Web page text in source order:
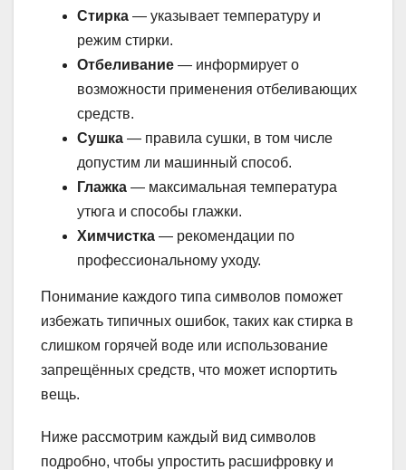
Стирка — указывает температуру и
режим стирки.
Отбеливание — информирует о
возможности применения отбеливающих
средств.
Сушка — правила сушки, в том числе
допустим ли машинный способ.
Глажка — максимальная температура
утюга и способы глажки.
Химчистка — рекомендации по
профессиональному уходу.
Понимание каждого типа символов поможет
избежать типичных ошибок, таких как стирка в
слишком горячей воде или использование
запрещённых средств, что может испортить
вещь.
Ниже рассмотрим каждый вид символов
подробно, чтобы упростить расшифровку и